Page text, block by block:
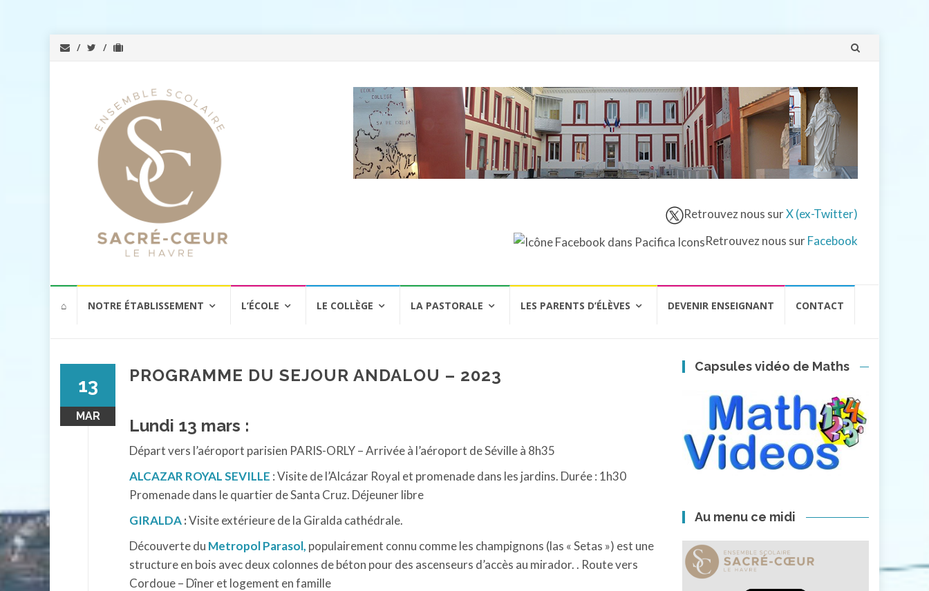
Aller
Retrouvez nous surX (ex-Twitter)
Retrouvez nous surFacebook
⌂ NOTRE ÉTABLISSEMENT L’ÉCOLE LE COLLÈGE LA PASTORALE LES PARENTS D’ÉLÈVES DEVENIR ENSEIGNANT CONTACT
13
MAR
PROGRAMME DU SEJOUR ANDALOU – 2023
Lundi 13 mars :
Départ vers l’aéroport parisien PARIS-ORLY – Arrivée à l’aéroport de Séville à 8h35
ALCAZAR ROYAL SEVILLE : Visite de l’Alcázar Royal et promenade dans les jardins. Durée : 1h30
Promenade dans le quartier de Santa Cruz. Déjeuner libre
GIRALDA:Visite extérieure de la Giralda cathédrale.
Découverte du Metropol Parasol, populairement connu comme les champignons (las « Setas ») est une
structure en bois avec deux colonnes de béton pour des ascenseurs d’accès au mirador. . Route vers
Cordoue – Dîner et logement en famille
Capsules vidéo de Maths
Au menu ce midi